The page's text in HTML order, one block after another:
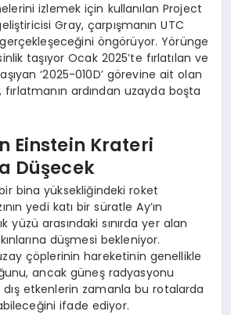
izlemek için kullanılan Project
Gray, çarpışmanın UTC
öngörüyor. Yörünge
taşıyor Ocak 2025’te fırlatılan ve
‘2025-010D’ görevine ait olan
fırlatmanın ardından uzayda boşta
Einstein Krateri
Düşecek
bina yüksekliğindeki roket
yedi katı bir süratle Ay’ın
yüzü arasındaki sınırda yer alan
düşmesi bekleniyor.
çöplerinin hareketinin genellikle
ancak güneş radyasyonu
dış etkenlerin zamanla bu rotalarda
ifade ediyor.